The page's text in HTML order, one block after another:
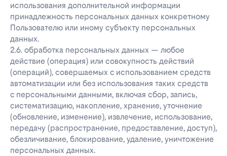
использования дополнительной информации
принадлежность персональных данных конкретному
Пользователю или иному субъекту персональных
данных.
2.6. обработка персональных данных — любое
действие (операция) или совокупность действий
(операций), совершаемых с использованием средств
автоматизации или без использования таких средств
с персональными данными, включая сбор, запись,
систематизацию, накопление, хранение, уточнение
(обновление, изменение), извлечение, использование,
передачу (распространение, предоставление, доступ),
обезличивание, блокирование, удаление, уничтожение
персональных данных.